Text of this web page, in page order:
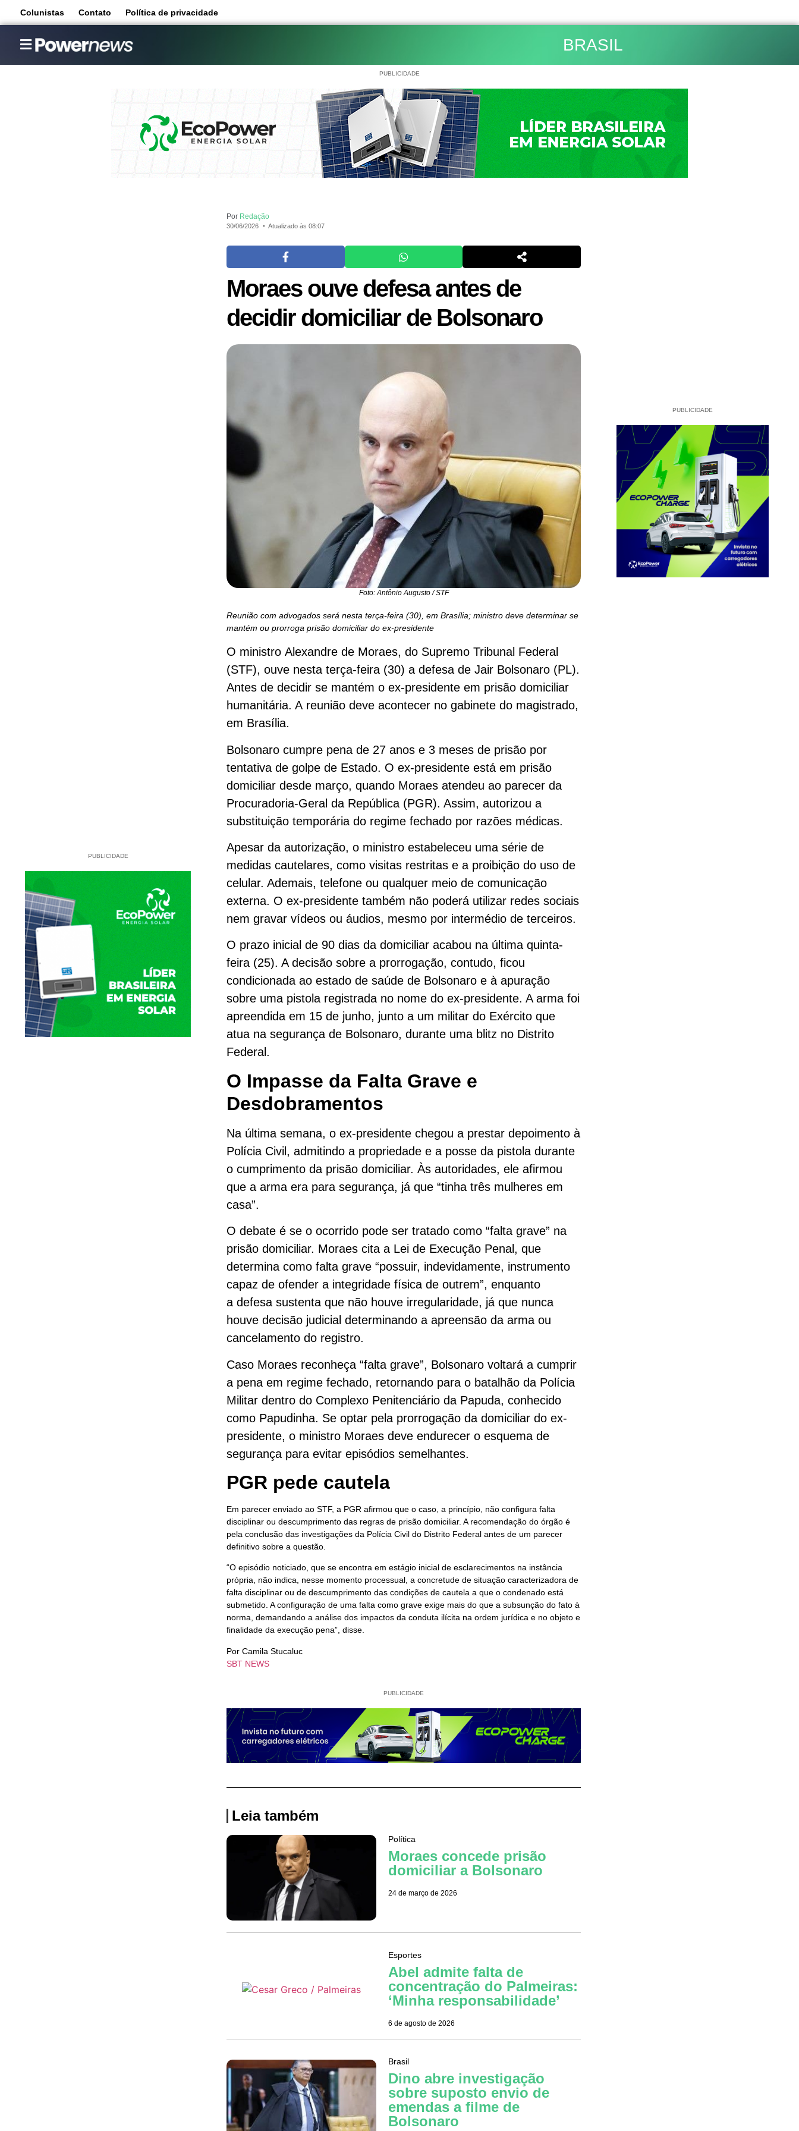
Colunistas Contato Política de privacidade
BRASIL
PUBLICIDADE
PUBLICIDADE
Por Redação
30/06/2026 Atualizado às 08:07
Moraes ouve defesa antes de
decidir domiciliar de Bolsonaro
Foto: Antônio Augusto / STF
Reunião com advogados será nesta terça-feira (30), em Brasília; ministro deve determinar se
mantém ou prorroga prisão domiciliar do ex-presidente
O ministro Alexandre de Moraes, do Supremo Tribunal Federal
(STF), ouve nesta terça-feira (30) a defesa de Jair Bolsonaro (PL).
Antes de decidir se mantém o ex-presidente em prisão domiciliar
humanitária. A reunião deve acontecer no gabinete do magistrado,
em Brasília.
Bolsonaro cumpre pena de 27 anos e 3 meses de prisão por
tentativa de golpe de Estado. O ex-presidente está em prisão
domiciliar desde março, quando Moraes atendeu ao parecer da
Procuradoria-Geral da República (PGR). Assim, autorizou a
substituição temporária do regime fechado por razões médicas.
Apesar da autorização, o ministro estabeleceu uma série de
medidas cautelares, como visitas restritas e a proibição do uso de
celular. Ademais, telefone ou qualquer meio de comunicação
externa. O ex-presidente também não poderá utilizar redes sociais
nem gravar vídeos ou áudios, mesmo por intermédio de terceiros.
O prazo inicial de 90 dias da domiciliar acabou na última quinta-
feira (25). A decisão sobre a prorrogação, contudo, ficou
condicionada ao estado de saúde de Bolsonaro e à apuração
sobre uma pistola registrada no nome do ex-presidente. A arma foi
apreendida em 15 de junho, junto a um militar do Exército que
atua na segurança de Bolsonaro, durante uma blitz no Distrito
Federal.
O Impasse da Falta Grave e
Desdobramentos
Na última semana, o ex-presidente chegou a prestar depoimento à
Polícia Civil, admitindo a propriedade e a posse da pistola durante
o cumprimento da prisão domiciliar. Às autoridades, ele afirmou
que a arma era para segurança, já que “tinha três mulheres em
casa”.
O debate é se o ocorrido pode ser tratado como “falta grave” na
prisão domiciliar. Moraes cita a Lei de Execução Penal, que
determina como falta grave “possuir, indevidamente, instrumento
capaz de ofender a integridade física de outrem”, enquanto
a defesa sustenta que não houve irregularidade, já que nunca
houve decisão judicial determinando a apreensão da arma ou
cancelamento do registro.
Caso Moraes reconheça “falta grave”, Bolsonaro voltará a cumprir
a pena em regime fechado, retornando para o batalhão da Polícia
Militar dentro do Complexo Penitenciário da Papuda, conhecido
como Papudinha. Se optar pela prorrogação da domiciliar do ex-
presidente, o ministro Moraes deve endurecer o esquema de
segurança para evitar episódios semelhantes.
PGR pede cautela
Em parecer enviado ao STF, a PGR afirmou que o caso, a princípio, não configura falta
disciplinar ou descumprimento das regras de prisão domiciliar. A recomendação do órgão é
pela conclusão das investigações da Polícia Civil do Distrito Federal antes de um parecer
definitivo sobre a questão.
“O episódio noticiado, que se encontra em estágio inicial de esclarecimentos na instância
própria, não indica, nesse momento processual, a concretude de situação caracterizadora de
falta disciplinar ou de descumprimento das condições de cautela a que o condenado está
submetido. A configuração de uma falta como grave exige mais do que a subsunção do fato à
norma, demandando a análise dos impactos da conduta ilícita na ordem jurídica e no objeto e
finalidade da execução pena”, disse.
Por Camila Stucaluc
SBT NEWS
PUBLICIDADE
Leia também
Política
Moraes concede prisão
domiciliar a Bolsonaro
24 de março de 2026
Esportes
Abel admite falta de
concentração do Palmeiras:
‘Minha responsabilidade’
6 de agosto de 2026
Brasil
Dino abre investigação
sobre suposto envio de
emendas a filme de
Bolsonaro
PUBLICIDADE